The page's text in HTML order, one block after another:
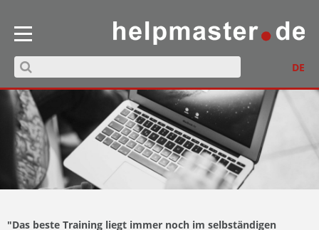
"Das beste Training liegt immer noch im selbständigen
DE